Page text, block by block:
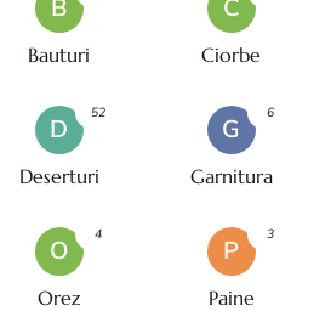
B
Bauturi
C
Ciorbe
D
Deserturi
52
G
Garnitura
6
O
Orez
4
P
Paine
3